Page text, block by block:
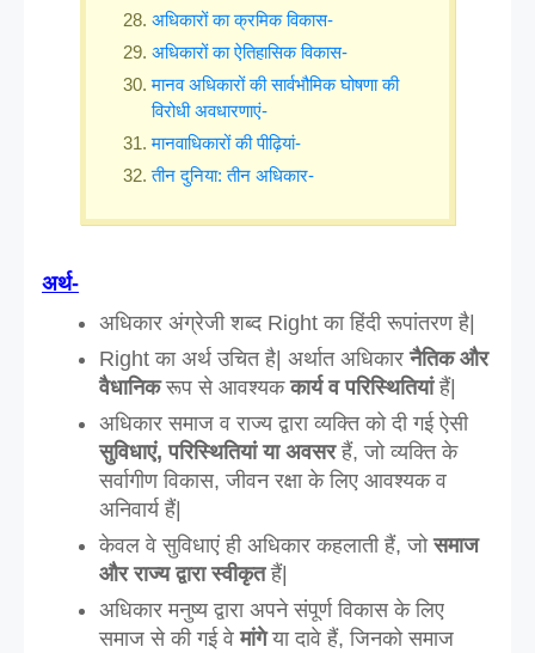
अधिकारों का क्रमिक विकास-
अधिकारों का ऐतिहासिक विकास-
मानव अधिकारों की सार्वभौमिक घोषणा की
विरोधी अवधारणाएं-
मानवाधिकारों की पीढ़ियां-
तीन दुनिया: तीन अधिकार-
अर्थ-
अधिकार अंग्रेजी शब्द Right का हिंदी रूपांतरण है|
Right का अर्थ उचित है| अर्थात अधिकार नैतिक और
वैधानिक रूप से आवश्यक कार्य व परिस्थितियां हैं|
अधिकार समाज व राज्य द्वारा व्यक्ति को दी गई ऐसी
सुविधाएं, परिस्थितियां या अवसर हैं, जो व्यक्ति के
सर्वागीण विकास, जीवन रक्षा के लिए आवश्यक व
अनिवार्य हैं|
केवल वे सुविधाएं ही अधिकार कहलाती हैं, जो समाज
और राज्य द्वारा स्वीकृत हैं|
अधिकार मनुष्य द्वारा अपने संपूर्ण विकास के लिए
समाज से की गई वे मांगे या दावे हैं, जिनको समाज